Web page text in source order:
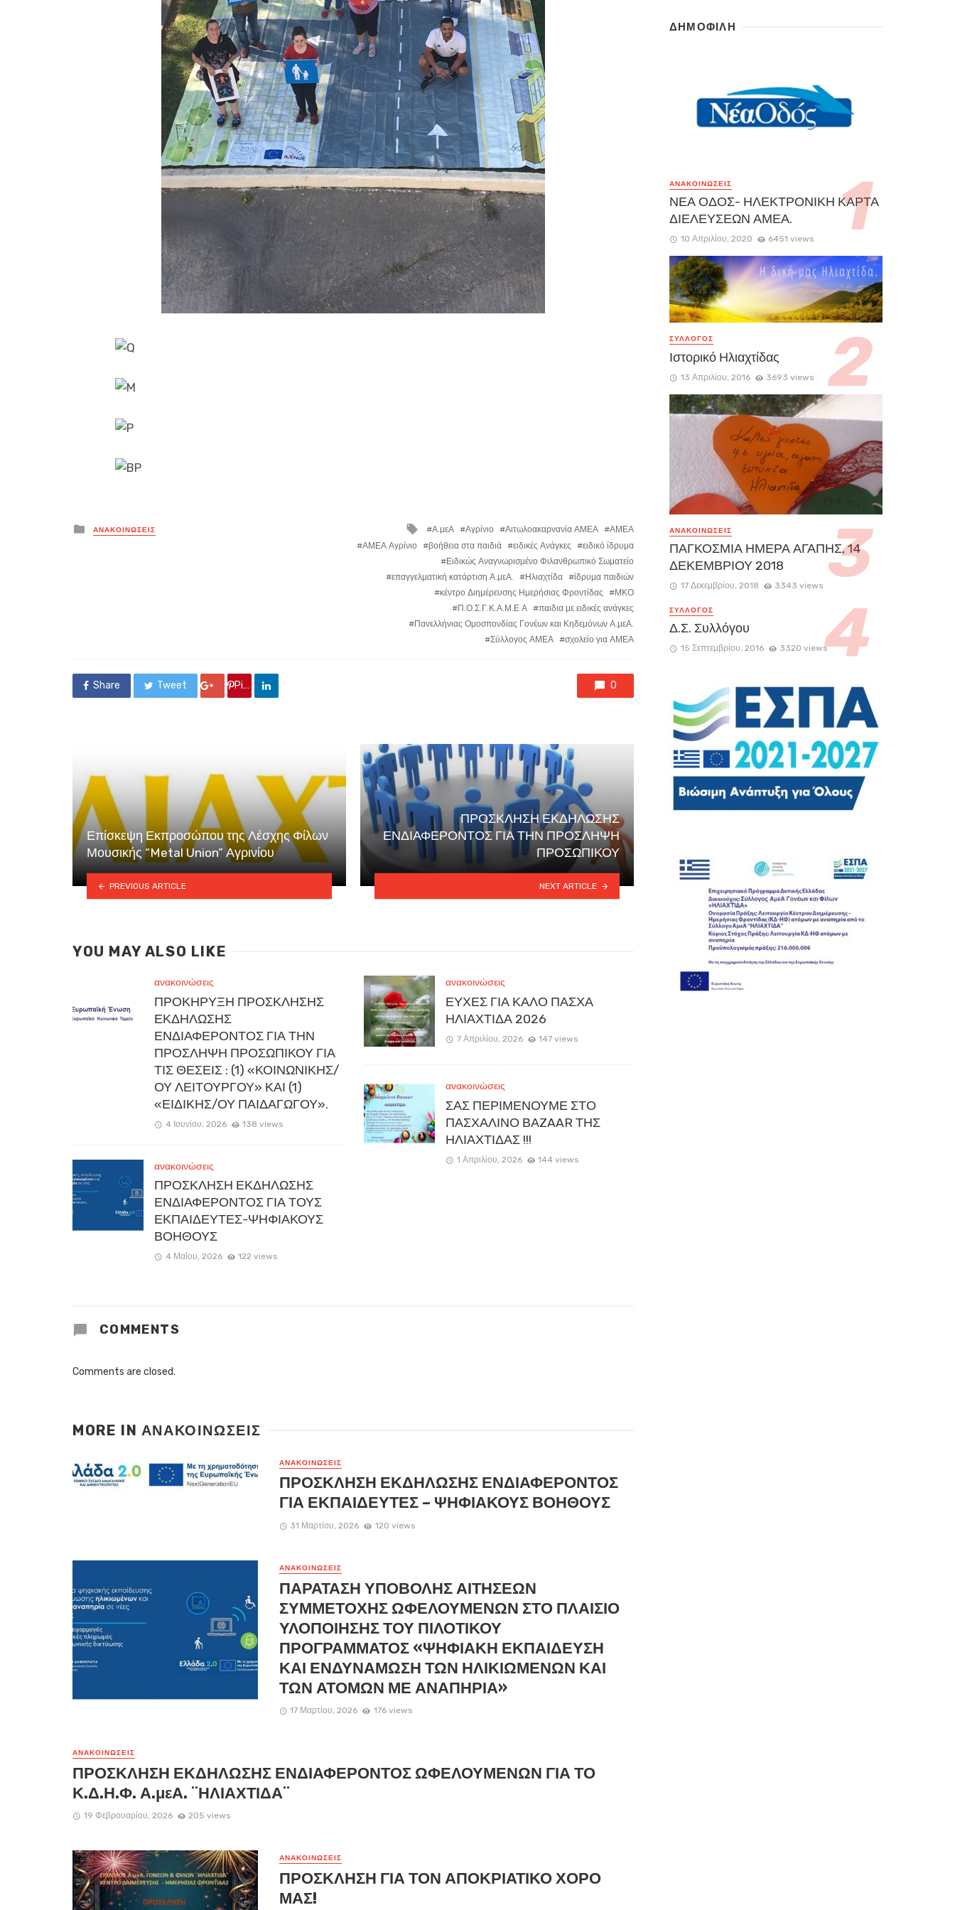
Posted
in
ΑΝΑΚΟΙΝΏΣΕΙΣ
Tagged
with
Α.μεΑ Αγρίνιο Αιτωλοακαρνανία ΑΜΕΑ
ΑΜΕΑ
ΑΜΕΑ Αγρίνιο
βοήθεια στα παιδιά ειδικές Ανάγκες
ειδικό ίδρυμα
Ειδικώς Αναγνωρισμένο Φιλανθρωπικό Σωματείο
επαγγελματική κατάρτιση Α.μεΑ.
Ηλιαχτίδα
ίδρυμα παιδιών
κέντρο Διημέρευσης Ημερήσιας Φροντίδας
ΜΚΟ
Π.Ο.Σ.Γ.Κ.Α.Μ.Ε Α
παιδια με ειδικές ανάγκες
Πανελλήνιας Ομοσπονδίας Γονέων και Κηδεμόνων Α.μεΑ.
Σύλλογος ΑΜΕΑ
σχολείο για ΑΜΕΑ
Share Tweet Google +
Pin it 0
Επίσκεψη Εκπροσώπου της Λέσχης Φίλων
Μουσικής “Metal Union” Αγρινίου
PREVIOUS ARTICLE
ΠΡΟΣΚΛΗΣΗ ΕΚΔΗΛΩΣΗΣ
ΕΝΔΙΑΦΕΡΟΝΤΟΣ ΓΙΑ ΤΗΝ ΠΡΟΣΛΗΨΗ
ΠΡΟΣΩΠΙΚΟΥ
NEXT ARTICLE
YOU MAY ALSO LIKE
ανακοινώσεις
ΠΡΟΚΗΡΥΞΗ ΠΡΟΣΚΛΗΣΗΣ
ΕΚΔΗΛΩΣΗΣ
ΕΝΔΙΑΦΕΡΟΝΤΟΣ ΓΙΑ ΤΗΝ
ΠΡΟΣΛΗΨΗ ΠΡΟΣΩΠΙΚΟΥ ΓΙΑ
ΤΙΣ ΘΕΣΕΙΣ : (1) «ΚΟΙΝΩΝΙΚΗΣ/
ΟΥ ΛΕΙΤΟΥΡΓΟΥ» ΚΑΙ (1)
«ΕΙΔΙΚΗΣ/ΟΥ ΠΑΙΔΑΓΩΓΟΥ».
4 Ιουνίου, 2026 138 views
ανακοινώσεις
ΠΡΟΣΚΛΗΣΗ ΕΚΔΗΛΩΣΗΣ
ΕΝΔΙΑΦΕΡΟΝΤΟΣ ΓΙΑ ΤΟΥΣ
ΕΚΠΑΙΔΕΥΤΕΣ-ΨΗΦΙΑΚΟΥΣ
ΒΟΗΘΟΥΣ
4 Μαΐου, 2026 122 views
ανακοινώσεις
ΕΥΧΕΣ ΓΙΑ ΚΑΛΟ ΠΑΣΧΑ
ΗΛΙΑΧΤΙΔΑ 2026
7 Απριλίου, 2026 147 views
ανακοινώσεις
ΣΑΣ ΠΕΡΙΜΕΝΟΥΜΕ ΣΤΟ
ΠΑΣΧΑΛΙΝΟ ΒΑZAAR ΤΗΣ
ΗΛΙΑΧΤΙΔΑΣ !!!
1 Απριλίου, 2026 144 views
COMMENTS
Comments are closed.
MORE IN ΑΝΑΚΟΙΝΏΣΕΙΣ
ΑΝΑΚΟΙΝΏΣΕΙΣ
ΠΡΟΣΚΛΗΣΗ ΕΚΔΗΛΩΣΗΣ ΕΝΔΙΑΦΕΡΟΝΤΟΣ
ΓΙΑ ΕΚΠΑΙΔΕΥΤΕΣ – ΨΗΦΙΑΚΟΥΣ ΒΟΗΘΟΥΣ
31 Μαρτίου, 2026 120 views
ΑΝΑΚΟΙΝΏΣΕΙΣ
ΠΑΡΑΤΑΣΗ ΥΠΟΒΟΛΗΣ ΑΙΤΗΣΕΩΝ
ΣΥΜΜΕΤΟΧΗΣ ΩΦΕΛΟΥΜΕΝΩΝ ΣΤΟ ΠΛΑΙΣΙΟ
ΥΛΟΠΟΙΗΣΗΣ ΤΟΥ ΠΙΛΟΤΙΚΟΥ
ΠΡΟΓΡΑΜΜΑΤΟΣ «ΨΗΦΙΑΚΗ ΕΚΠΑΙΔΕΥΣΗ
ΚΑΙ ΕΝΔΥΝΑΜΩΣΗ ΤΩΝ ΗΛΙΚΙΩΜΕΝΩΝ ΚΑΙ
ΤΩΝ ΑΤΟΜΩΝ ΜΕ ΑΝΑΠΗΡΙΑ»
17 Μαρτίου, 2026 176 views
ΑΝΑΚΟΙΝΏΣΕΙΣ
ΠΡΟΣΚΛΗΣΗ ΕΚΔΗΛΩΣΗΣ ΕΝΔΙΑΦΕΡΟΝΤΟΣ ΩΦΕΛΟΥΜΕΝΩΝ ΓΙΑ ΤΟ
Κ.Δ.Η.Φ. Α.μεΑ. ¨ΗΛΙΑΧΤΙΔΑ¨
19 Φεβρουαρίου, 2026 205 views
ΑΝΑΚΟΙΝΏΣΕΙΣ
ΠΡΟΣΚΛΗΣΗ ΓΙΑ ΤΟΝ ΑΠΟΚΡΙΑΤΙΚΟ ΧΟΡΟ
ΜΑΣ!
ΔΗΜΟΦΙΛΗ
ΑΝΑΚΟΙΝΏΣΕΙΣ
ΝΕΑ ΟΔΟΣ- ΗΛΕΚΤΡΟΝΙΚΗ ΚΑΡΤΑ
ΔΙΕΛΕΥΣΕΩΝ ΑΜΕΑ.
10 Απριλίου, 2020 6451 views
ΣΥΛΛΟΓΟΣ
Ιστορικό Ηλιαχτίδας
13 Απριλίου, 2016 3693 views
ΑΝΑΚΟΙΝΏΣΕΙΣ
ΠΑΓΚΟΣΜΙΑ ΗΜΕΡΑ ΑΓΑΠΗΣ, 14
ΔΕΚΕΜΒΡΙΟΥ 2018
17 Δεκεμβρίου, 2018 3343 views
ΣΥΛΛΟΓΟΣ
Δ.Σ. Συλλόγου
15 Σεπτεμβρίου, 2016 3320 views